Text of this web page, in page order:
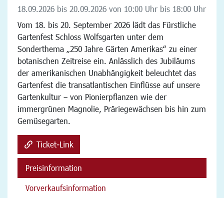
18.09.2026 bis 20.09.2026 von 10:00 Uhr bis 18:00 Uhr
Vom 18. bis 20. September 2026 lädt das Fürstliche
Gartenfest Schloss Wolfsgarten unter dem
Sonderthema „250 Jahre Gärten Amerikas“ zu einer
botanischen Zeitreise ein. Anlässlich des Jubiläums
der amerikanischen Unabhängigkeit beleuchtet das
Gartenfest die transatlantischen Einflüsse auf unsere
Gartenkultur – von Pionierpflanzen wie der
immergrünen Magnolie, Präriegewächsen bis hin zum
Gemüsegarten.
Ticket-Link
Preisinformation
Vorverkaufsinformation